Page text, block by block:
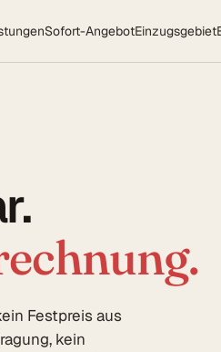
Sofort-AngebotEinzugsgebiet
Festpreis aus
kein